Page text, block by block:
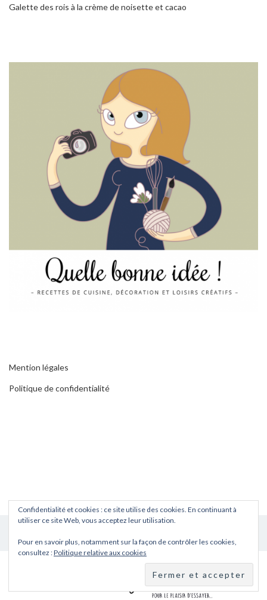
Galette des rois à la crème de noisette et cacao
Mention légales
Politique de confidentialité
Confidentialité et cookies : ce site utilise des cookies. En continuant à
utiliser ce site Web, vous acceptez leur utilisation.
Pour en savoir plus, notamment sur la façon de contrôler les cookies,
consultez :Politique relative aux cookies